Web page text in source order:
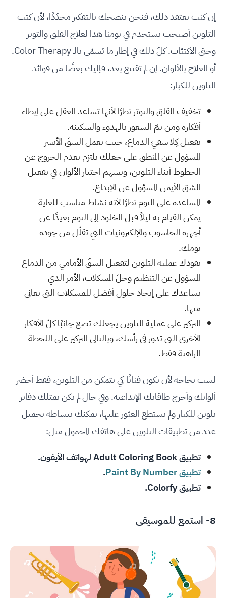
إن كنت تعتقد ذلك، فنحن ننصحك بالتفكير مجدّدًا، لأن كتب
التلوين أصبحت تستخدم في يومنا هذا لعلاج القلق والتوتر
وحتى الاكتئاب. كلّ ذلك في إطار ما يُسمّى بالـ Color Therapy.
أو العلاج بالألوان. إن لم تقتنع بعد، فإليك بعضًا من فوائد
التلوين للكبار:
تخفيف القلق والتوتر نظرًا لأنها تساعد العقل على إبطاء
أفكاره ومن ثمّ الشعور بالهدوء والسكينة.
تفعيل كِلا شقيّ الدماغ، حيث يعمل الشقّ الأيسر
المسؤول عن المنطق على جعلك تلتزم بعدم الخروج عن
الخطوط أثناء التلوين، ويسهم اختيار الألوان في تفعيل
الشق الأيمن المسؤول عن الإبداع.
المساعدة على النوم نظرًا لأنه نشاط مناسب للغاية
يمكن القيام به ليلاً قبل الخلود إلى النوم بعيدًا عن
أجهزة الحاسوب والإلكترونيات التي تقلّل من جودة
نومك.
تقودك عملية التلوين لتفعيل الشقّ الأمامي من الدماغ
المسؤول عن التنظيم وحلّ المشكلات، الأمر الذي
يساعدك على إيجاد حلول أفضل للمشكلات التي تعاني
منها.
التركيز على عملية التلوين يجعلك تضع جانبًا كلّ الأفكار
الأخرى التي تدور في رأسك، وبالتالي التركيز على اللحظة
الراهنة فقط.
لست بحاجة لأن تكون فنانًا كي تتمكن من التلوين، فقط أحضر
ألوانك وأخرج طاقاتك الإبداعية. وفي حال لم تكن تمتلك دفاتر
تلوين للكبار ولم تستطع العثور عليها، يمكنك ببساطة تحميل
عدد من تطبيقات التلوين على هاتفك المحمول مثل:
تطبيق Adult Coloring Book
لهواتف الآيفون.
تطبيق Paint By Number
.
تطبيق Colorfy
.
8- استمع للموسيقى